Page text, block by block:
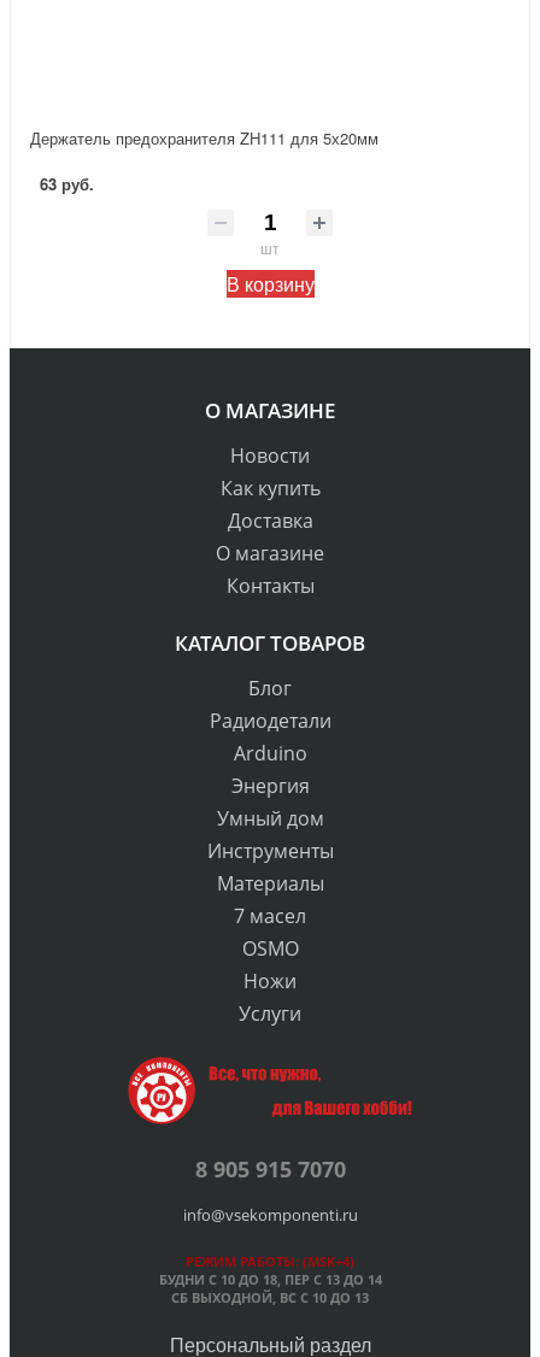
Держатель предохранителя ZH111 для 5х20мм
63 руб.
шт
В корзину
О МАГАЗИНЕ
Новости
Как купить
Доставка
О магазине
Контакты
КАТАЛОГ ТОВАРОВ
Блог
Радиодетали
Arduino
Энергия
Умный дом
Инструменты
Материалы
7 масел
OSMO
Ножи
Услуги
8 905 915 7070
info@vsekomponenti.ru
РЕЖИМ РАБОТЫ: (MSK+4)
БУДНИ С 10 ДО 18, ПЕРС 13 ДО 14
СБ ВЫХОДНОЙ, ВС С 10 ДО 13
Персональный раздел